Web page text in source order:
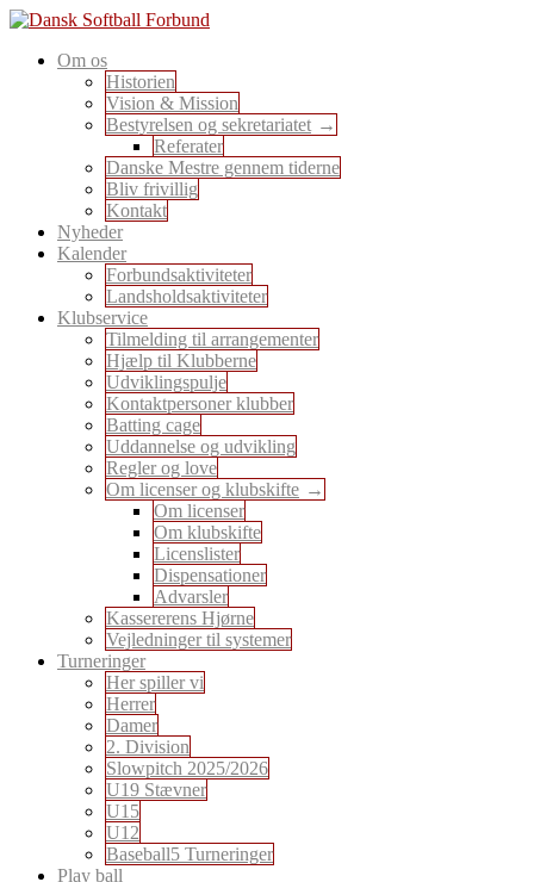
Skip
content
Dansk Softball Forbund
En sport for alle
Om os
Historien
Vision & Mission
Bestyrelsen og sekretariatet
Referater
Danske Mestre gennem tiderne
Bliv frivillig
Kontakt
Nyheder
Kalender
Forbundsaktiviteter
Landsholdsaktiviteter
Klubservice
Tilmelding til arrangementer
Hjælp til Klubberne
Udviklingspulje
Kontaktpersoner klubber
Batting cage
Uddannelse og udvikling
Regler og love
Om licenser og klubskifte
Om licenser
Om klubskifte
Licenslister
Dispensationer
Advarsler
Kassererens Hjørne
Vejledninger til systemer
Turneringer
Her spiller vi
Herrer
Damer
2. Division
Slowpitch 2025/2026
U19 Stævner
U15
U12
Baseball5 Turneringer
Play ball